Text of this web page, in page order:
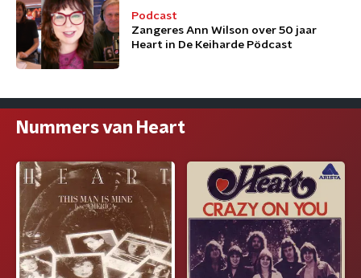
Podcast
Zangeres Ann Wilson over 50 jaar
Heart in De Keiharde Pödcast
Nummers van Heart